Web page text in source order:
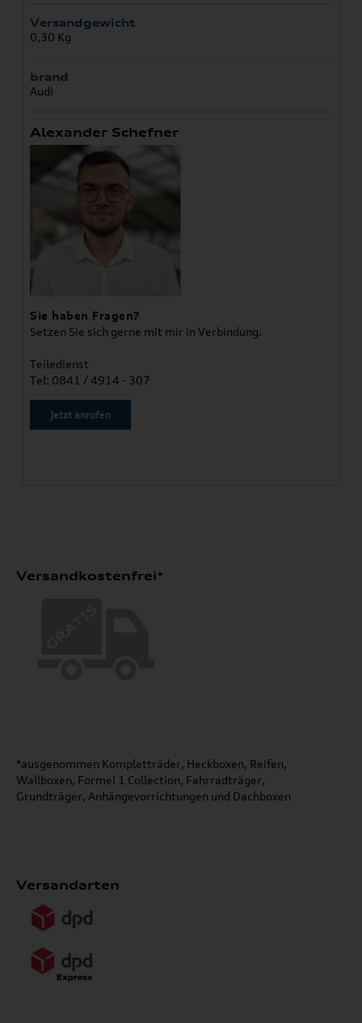
Versandgewicht
0,30 Kg
brand
Audi
Alexander Schefner
Sie haben Fragen?
Setzen Sie sich gerne mit mir in Verbindung.
Teiledienst
Tel: 0841 / 4914 - 307
Jetzt anrufen
Versandkostenfrei*
*ausgenommen Kompletträder, Heckboxen, Reifen,
Wallboxen, Formel 1 Collection, Fahrradträger,
Grundträger, Anhängevorrichtungen und Dachboxen
Versandarten